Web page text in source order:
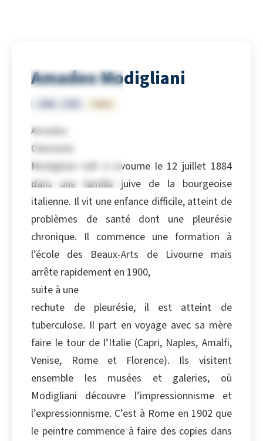
Amadeo Modigliani
Amadeo
Clemente
Modigliani naît à Livourne le 12 juillet 1884
dans une famille juive de la bourgeoise
italienne. Il vit une enfance difficile, atteint de
problèmes de santé dont une pleurésie
chronique. Il commence une formation à
l’école des Beaux-Arts de Livourne mais
arrête rapidement en 1900,
suite à une
rechute de pleurésie, il est atteint de
tuberculose. Il part en voyage avec sa mère
faire le tour de l’Italie (Capri, Naples, Amalfi,
Venise, Rome et Florence). Ils visitent
ensemble les musées et galeries, où
Modigliani découvre l’impressionnisme et
l’expressionnisme. C’est à Rome en 1902 que
le peintre commence à faire des copies dans
Copier